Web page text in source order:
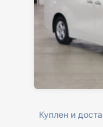
Куплен и